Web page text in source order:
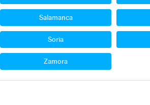
Salamanca
Soria
Zamora